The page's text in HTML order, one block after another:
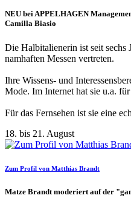
NEU bei APPELHAGEN
Camilla Biasio
Die Halbitalienerin ist seit sechs
namhaften Messen vertreten.
Ihre Wissens- und
Mode. Im Internet hat sie u.a.
Für das Fernsehen ist sie eine
18. bis 21. August
Zum Profil von Matthias Brandt
Matze Brandt moderiert auf der